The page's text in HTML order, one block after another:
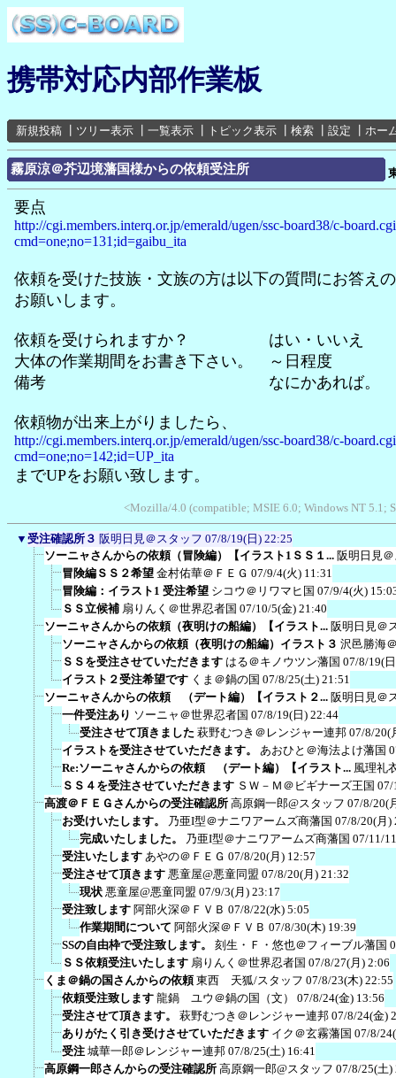
携帯対応内部作業板
新規投稿 ツリー表示 一覧表示 トピック表示 検索 設定 ホー
霧原涼＠芥辺境藩国様からの依頼受注所
要点
http://cgi.members.interq.or.jp/emerald/ugen/ssc-board38/c-
cmd=one;no=131;id=gaibu_ita
依頼を受けた技族・文族の方は以下の質問にお答え
お願いします。
依頼を受けられますか？ はい・いいえ
大体の作業期間をお書き下さい。 ～日程度
備考 なにかあれば。
依頼物が出来上がりましたら、
http://cgi.members.interq.or.jp/emerald/ugen/ssc-board38/c-
cmd=one;no=142;id=UP_ita
までUPをお願い致します。
<Mozilla/4.0 (compatible; MSIE 6.0; Windows NT 5.1;
▼ 受注確認所３ 阪明日見＠スタッフ 07/8/19(日) 22:25
ソーニャさんからの依頼（冒険編）【イラスト1ＳＳ１... 阪明日見
冒険編ＳＳ２希望 金村佑華＠ＦＥＧ 07/9/4(火) 11:31
冒険編：イラスト1 受注希望 シコウ＠リワマヒ国 07/9/4(火)
ＳＳ立候補 扇りんく＠世界忍者国 07/10/5(金) 21:40
ソーニャさんからの依頼（夜明けの船編）【イラスト... 阪明日見＠
ソーニャさんからの依頼（夜明けの船編）イラスト３ 沢邑勝海
ＳＳを受注させていただきます はる＠キノウツン藩国 07/8/19(
イラスト２受注希望です くま＠鍋の国 07/8/25(土) 21:51
ソーニャさんからの依頼 （デート編）【イラスト２... 阪明日見＠
一件受注あり ソーニャ＠世界忍者国 07/8/19(日) 22:44
受注させて頂きました 萩野むつき＠レンジャー連邦 07/8/20(
イラストを受注させていただきます。
あおひと＠海法よけ藩国
Re:ソーニャさんからの依頼 （デート編）【イラスト... 風理礼
ＳＳ４を受注させていただきます ＳＷ－Ｍ＠ビギナーズ王国 07/
高渡＠ＦＥＧさんからの受注確認所 高原鋼一郎@スタッフ 07/8/20(
お受けいたします。
乃亜I型＠ナニワアームズ商藩国 07/8/20(月)
完成いたしました。
乃亜I型＠ナニワアームズ商藩国 07/11/
受注いたします あやの＠ＦＥＧ 07/8/20(月) 12:57
受注させて頂きます 悪童屋@悪童同盟 07/8/20(月) 21:32
現状 悪童屋@悪童同盟 07/9/3(月) 23:17
受注致します 阿部火深＠ＦＶＢ 07/8/22(水) 5:05
作業期間について 阿部火深＠ＦＶＢ 07/8/30(木) 19:39
SSの自由枠で受注致します。
刻生・Ｆ・悠也＠フィーブル藩国
ＳＳ依頼受注いたします 扇りんく＠世界忍者国 07/8/27(月) 2:06
くま＠鍋の国さんからの依頼 東西 天狐/スタッフ 07/8/23(木) 22:55
依頼受注致します 龍鍋 ユウ＠鍋の国（文）
07/8/24(金) 13:56
受注させて頂きます。
萩野むつき＠レンジャー連邦 07/8/24(金)
ありがたく引き受けさせていただきます イク＠玄霧藩国 07/8/
受注 城華一郎＠レンジャー連邦 07/8/25(土) 16:41
高原鋼一郎さんからの受注確認所 高原鋼一郎@スタッフ 07/8/25(土)